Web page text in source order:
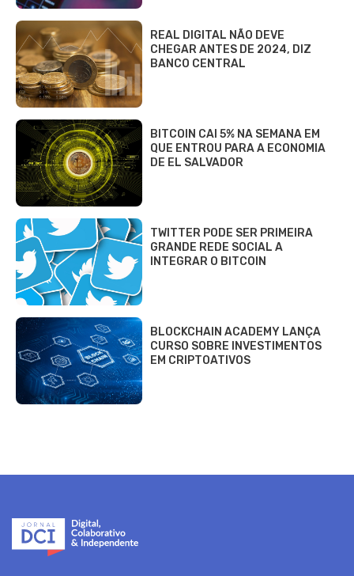
REAL DIGITAL NÃO DEVE
CHEGAR ANTES DE 2024, DIZ
BANCO CENTRAL
BITCOIN CAI 5% NA SEMANA EM
QUE ENTROU PARA A ECONOMIA
DE EL SALVADOR
TWITTER PODE SER PRIMEIRA
GRANDE REDE SOCIAL A
INTEGRAR O BITCOIN
BLOCKCHAIN ACADEMY LANÇA
CURSO SOBRE INVESTIMENTOS
EM CRIPTOATIVOS